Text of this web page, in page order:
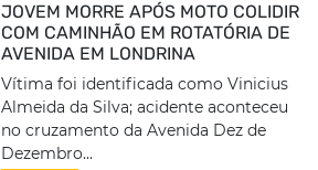
JOVEM MORRE APÓS MOTO COLIDIR
COM CAMINHÃO EM ROTATÓRIA DE
AVENIDA EM LONDRINA
Vítima foi identificada como Vinicius
Almeida da Silva; acidente aconteceu
no cruzamento da Avenida Dez de
Dezembro...